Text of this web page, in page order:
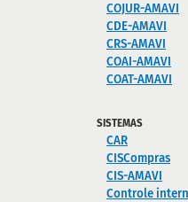
COJUR-AMAVI
CDE-AMAVI
CRS-AMAVI
COAI-AMAVI
COAT-AMAVI
SISTEMAS
CAR
CISCompras
CIS-AMAVI
Controle